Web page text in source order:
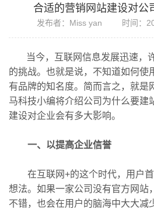
合适的营销网站建设对公
发布者：Miss yan 时间：
当今，互联网信息发展迅速，
的挑战。也就是说，不知道如何使
有品牌的知名度。简而言之，就是
马科技小编将介绍公司为什么要建
建设对企业会有多大影响。
一、以提高企业信誉
在互联网+的这个时代，用户首
想法。如果一家公司没有官方网站
不错，也会在用户的脑海中大大减